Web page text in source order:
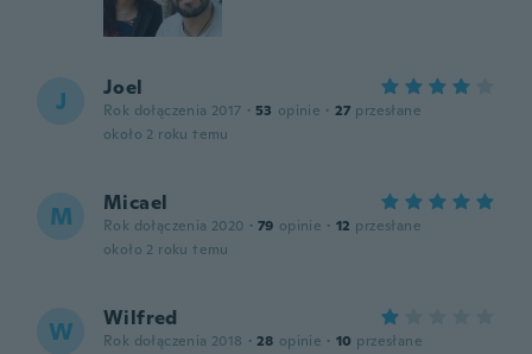
J Joel
Rok dołączenia 2017 · 53 opinie · 27 przesłane
około 2 roku temu
M Micael
Rok dołączenia 2020 · 79 opinie · 12 przesłane
około 2 roku temu
W Wilfred
Rok dołączenia 2018 · 28 opinie · 10 przesłane